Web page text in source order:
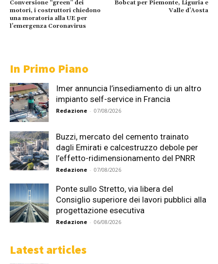
Conversione “green” dei
motori, i costruttori chiedono
una moratoria alla UE per
l’emergenza Coronavirus
Bobcat per Piemonte, Liguria e
Valle d’Aosta
In Primo Piano
Imer annuncia l’insediamento di un altro
impianto self-service in Francia
Redazione - 07/08/2026
Buzzi, mercato del cemento trainato
dagli Emirati e calcestruzzo debole per
l’effetto-ridimensionamento del PNRR
Redazione - 07/08/2026
Ponte sullo Stretto, via libera del
Consiglio superiore dei lavori pubblici alla
progettazione esecutiva
Redazione - 06/08/2026
Latest articles